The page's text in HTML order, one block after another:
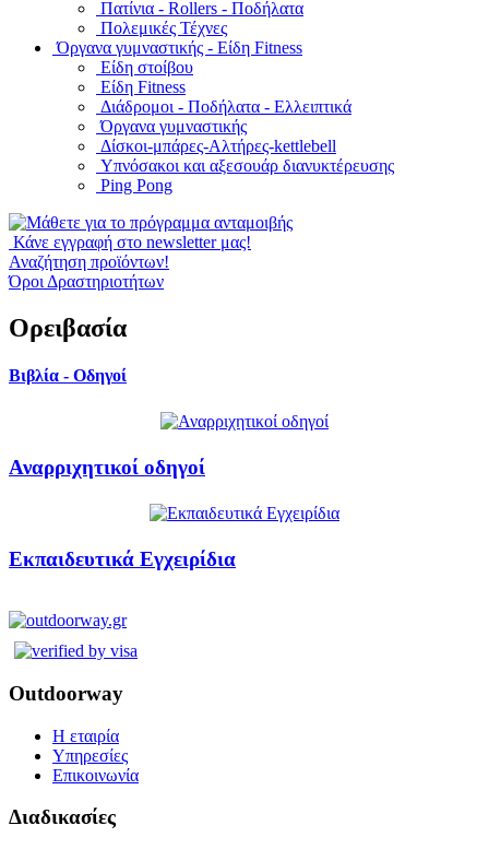
Πατίνια - Rollers - Ποδήλατα
Πολεμικές Τέχνες
Όργανα γυμναστικής - Είδη Fitness
Είδη στοίβου
Είδη Fitness
Διάδρομοι - Ποδήλατα - Ελλειπτικά
Όργανα γυμναστικής
Δίσκοι-μπάρες-Αλτήρες-kettlebell
Υπνόσακοι και αξεσουάρ διανυκτέρευσης
Ping Pong
Κάνε εγγραφή στο newsletter μας!
Αναζήτηση προϊόντων!
Όροι Δραστηριοτήτων
Ορειβασία
Βιβλία - Οδηγοί
Αναρριχητικοί οδηγοί
Εκπαιδευτικά Εγχειρίδια
Outdoorway
Η εταιρία
Υπηρεσίες
Επικοινωνία
Διαδικασίες